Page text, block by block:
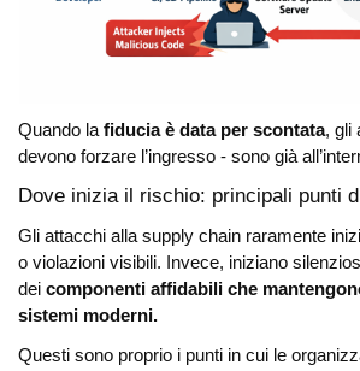
Quando la fiducia è data per scontata, gli
devono forzare l’ingresso - sono già
Dove inizia il rischio: principali punti
Gli attacchi alla supply chain raramente
o violazioni visibili. Invece, iniziano
dei componenti affidabili che
sistemi moderni.
Questi sono proprio i punti in cui le